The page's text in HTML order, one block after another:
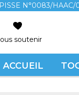
N°0083/HAAC/
soutenir
ACCUEIL